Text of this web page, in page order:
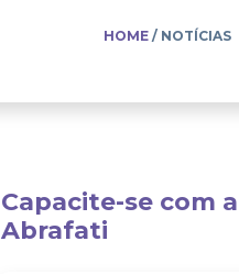
HOME / NOTÍCIAS
Capacite-se com a
Abrafati